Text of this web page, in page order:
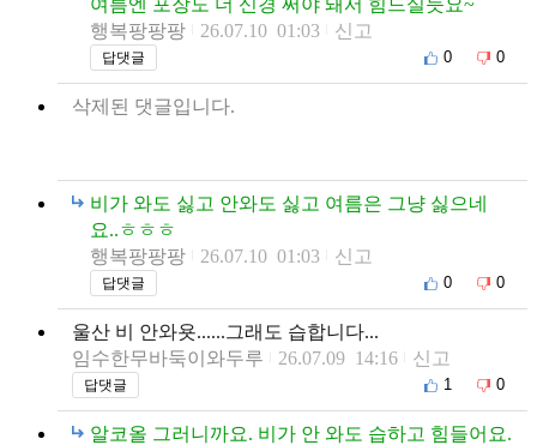
여름엔 포장도 더 신경 써야 돼서 힘드실듯요~
행복팡팡팡
26.07.10 01:03 신고
답댓글 0 0
삭제된 댓글입니다.
비가 와도 싫고 안와도 싫고 여름은 그냥 싫으네
요..ㅎㅎㅎ
행복팡팡팡
26.07.10 01:03 신고
답댓글 0 0
울산 비 안와욧......그래도 습합니다...
임수한무바둑이와두루
26.07.09 14:16 신고
답댓글 1 0
알코올 그러니까요. 비가 안 와도 습하고 힘들어요.